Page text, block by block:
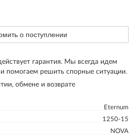
Eternum
1250-15
NOVA
о поступлении
гарантия. Мы всегда идем
и помогаем решить спорные ситуации.
обмене и возврате